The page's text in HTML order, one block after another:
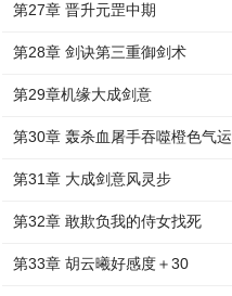
第27章 晋升元罡中期
第28章 剑诀第三重御剑术
第29章机缘大成剑意
第30章 轰杀血屠手吞噬橙色气运
第31章 大成剑意风灵步
第32章 敢欺负我的侍女找死
第33章 胡云曦好感度＋30